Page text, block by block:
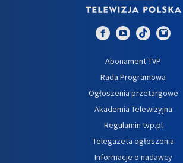
Abonament TVP
Rada Programowa
Ogłoszenia przetargowe
Akademia Telewizyjna
Regulamin tvp.pl
Telegazeta ogłoszenia
Informacje o nadawcy